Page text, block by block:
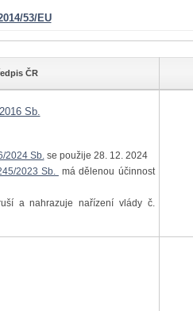
53/EU
ČR
Sb.
2024 Sb.se použije 28. 12. 2024
2023 Sb. má dělenou účinnost
a nahrazuje nařízení vlády č.